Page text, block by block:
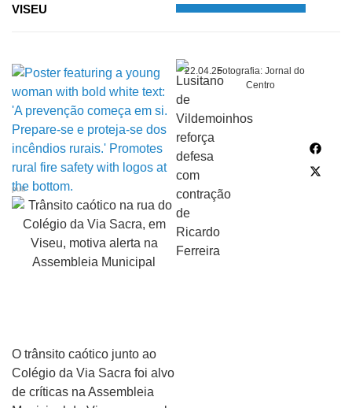
VISEU
22.04.25Fotografia: Jornal do
Centro
pub
O trânsito caótico junto ao
Colégio da Via Sacra foi alvo
de críticas na Assembleia